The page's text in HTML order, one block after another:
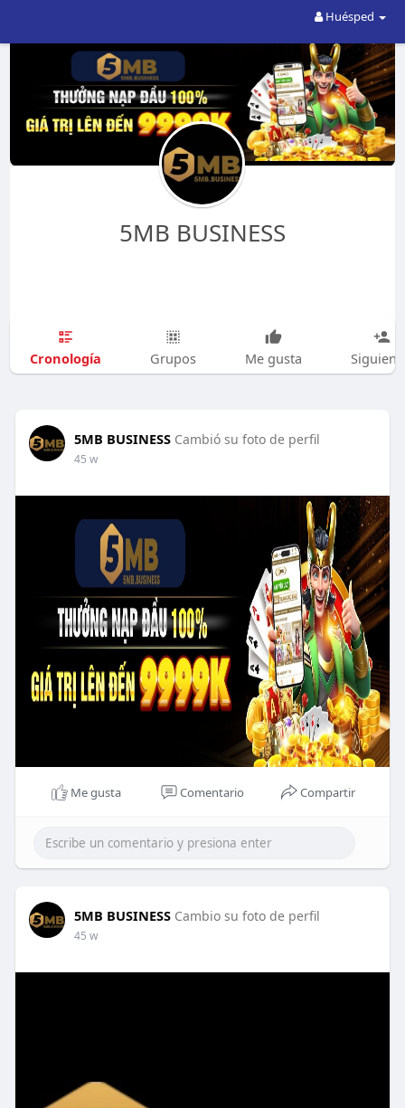
Huésped
5MB BUSINESS
Cronología Grupos Me gusta
5MB BUSINESS Cambió su foto de perfil
45 w
Me gusta Comentario Compartir
5MB BUSINESS Cambio su foto de perfil
45 w